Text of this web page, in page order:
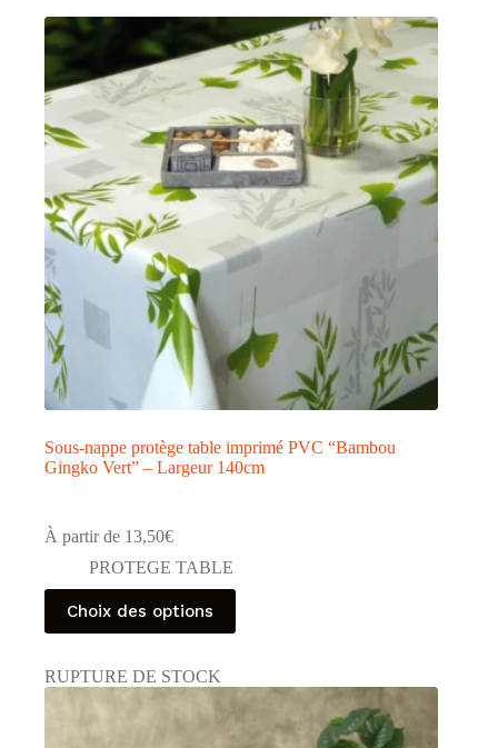
Sous-nappe protège table imprimé PVC “Bambou
Gingko Vert” – Largeur 140cm
À partir de 13,50€
PROTEGE TABLE
Choix des options
Ce
produit
a
variations.
peuvent
RUPTURE DE STOCK